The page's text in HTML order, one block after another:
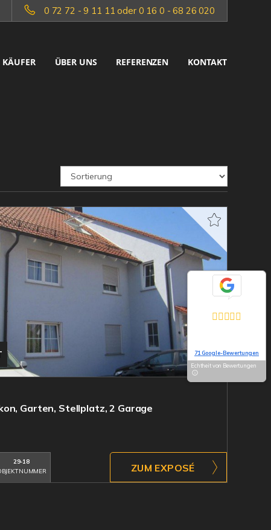
0 72 72 - 9 11 11 oder 0 16 0 - 68 26 020
KÄUFER ÜBER UNS REFERENZEN KONTAKT
Garten, Stellplatz, 2 Garage
29-18
ZUM EXPOSÉ
71 Google-Bewertungen
Echtheit von Bewertungen